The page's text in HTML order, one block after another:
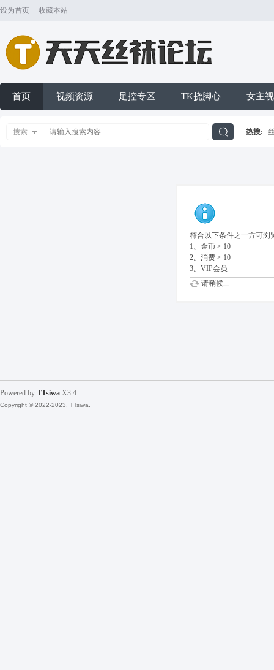
设为首页 收藏本站
首页 视频资源 足控专区 TK挠脚心 女主
搜索 热搜:
符合以下条件之一方可浏
1、金币 > 10
2、消费 > 10
3、VIP会员
请稍候...
Powered by TTsiwa X3.4
Copyright © 2022-2023, TTsiwa.